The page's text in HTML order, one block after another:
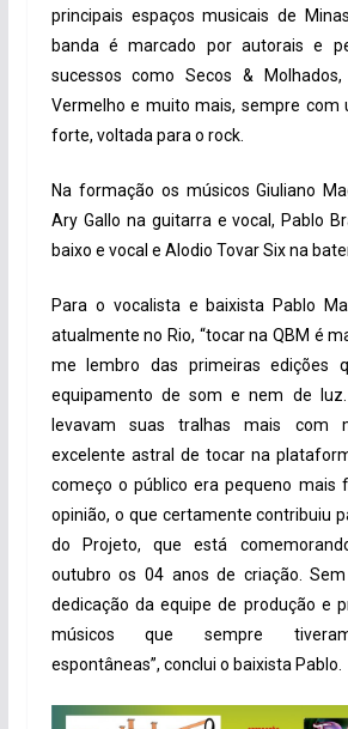
principais espaços musicais de
banda é marcado por autorais e
sucessos como Secos &
Vermelho e muito mais, sempre com
forte, voltada para o rock.
Na formação os músicos Giuliano
Ary Gallo na guitarra e vocal, Pablo
baixo e vocal e Alodio Tovar Six na
Para o vocalista e baixista Pablo
atualmente no Rio, “tocar na QBM é
me lembro das primeiras edições
equipamento de som e nem de
levavam suas tralhas mais com
excelente astral de tocar na
começo o público era pequeno mais
opinião, o que certamente contribuiu
do Projeto, que está
outubro os 04 anos de criação.
dedicação da equipe de produção e
músicos que sempre
espontâneas”, conclui o baixista Pablo.